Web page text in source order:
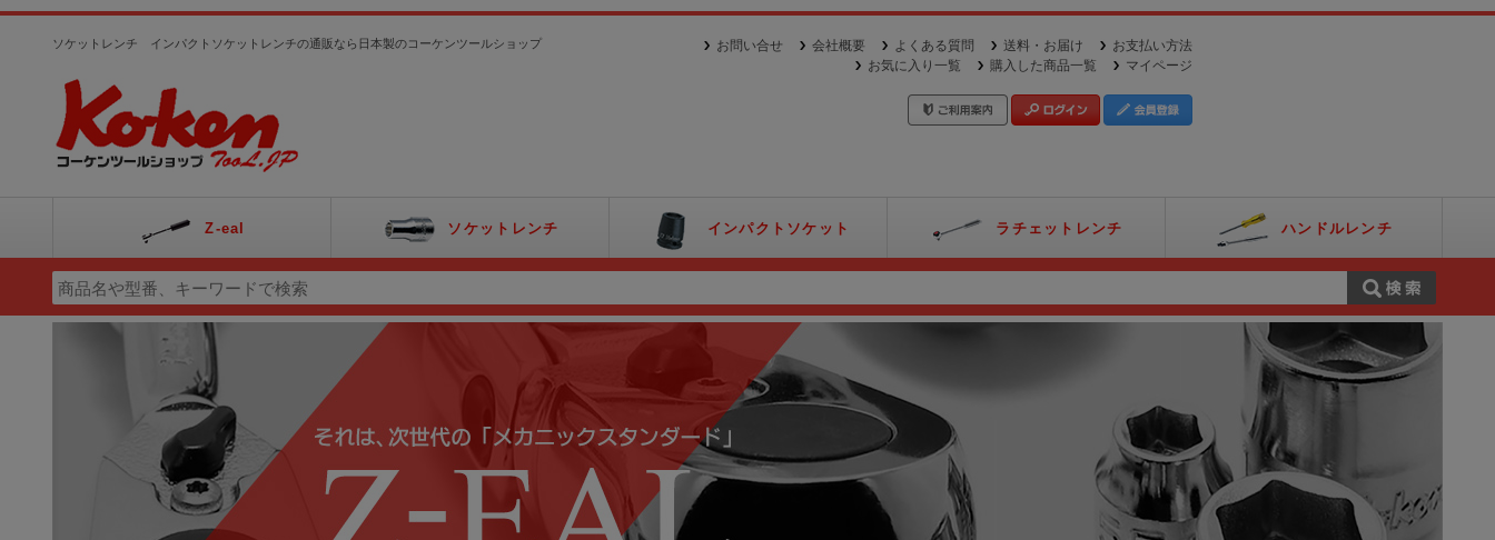
ソケットレンチ インパクトソケットレンチの通販なら日本製のコーケンツールショップ お支払い方法
送料・お届け
よくある質問
会社概要
お問い合せ
マイページ
購入した商品一覧
お気に入り一覧
Z-eal ソケットレンチ インパクトソケット ラチェットレンチ ハンドルレンチ